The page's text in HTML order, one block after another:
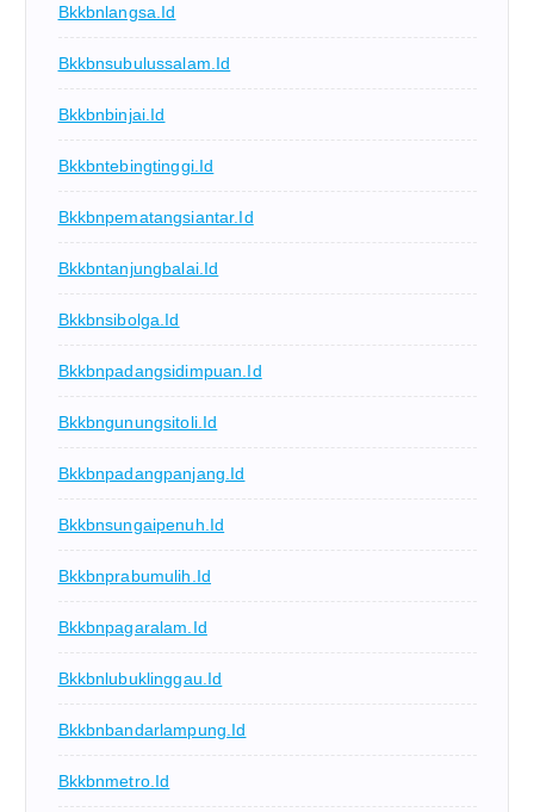
Bkkbnlangsa.id
Bkkbnsubulussalam.id
Bkkbnbinjai.id
Bkkbntebingtinggi.id
Bkkbnpematangsiantar.id
Bkkbntanjungbalai.id
Bkkbnsibolga.id
Bkkbnpadangsidimpuan.id
Bkkbngunungsitoli.id
Bkkbnpadangpanjang.id
Bkkbnsungaipenuh.id
Bkkbnprabumulih.id
Bkkbnpagaralam.id
Bkkbnlubuklinggau.id
Bkkbnbandarlampung.id
Bkkbnmetro.id